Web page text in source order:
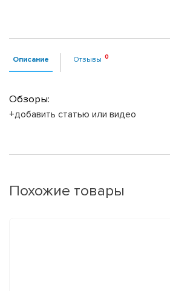
Описание Отзывы
Обзоры:
+добавить статью или видео
Похожие товары